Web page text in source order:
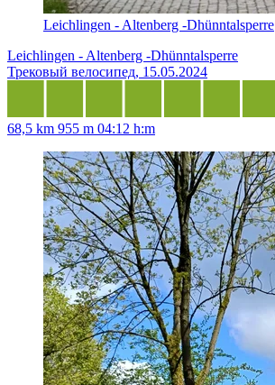
Leichlingen - Altenberg -Dhünntalsperre
Leichlingen - Altenberg -Dhünntalsperre
Трековый велосипед, 15.05.2024
68,5 km 955 m 04:12 h:m